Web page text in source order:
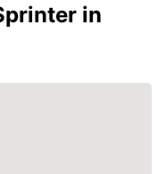
in